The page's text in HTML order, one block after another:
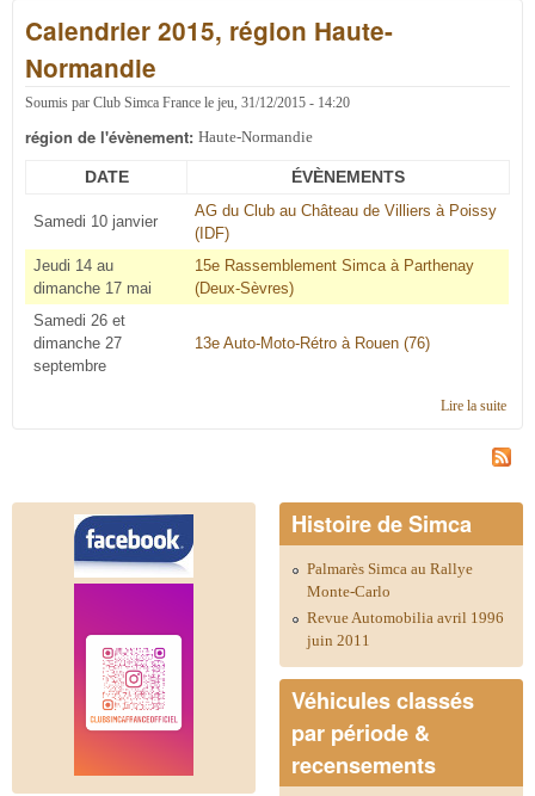
Calendrier 2015, région Haute-
Normandie
Soumis par Club Simca France le jeu, 31/12/2015 - 14:20
région de l'évènement: Haute-Normandie
DATE ÉVÈNEMENTS
Samedi 10 janvier
AG du Club au Château de Villiers à Poissy
(IDF)
Jeudi 14 au
dimanche 17 mai
15e Rassemblement Simca à Parthenay
(Deux-Sèvres)
Samedi 26 et
dimanche 27
septembre
13e Auto-Moto-Rétro à Rouen (76)
Lire la suitede
Histoire de Simca
Palmarès Simca au Rallye
Monte-Carlo
Revue Automobilia avril 1996
juin 2011
Véhicules classés
par période &
recensements